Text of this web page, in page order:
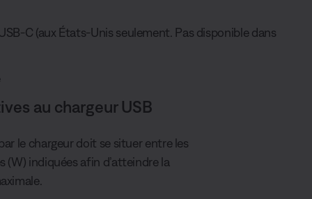
C (aux États-Unis seulement. Pas disponible dans
au chargeur USB
le chargeur doit se situer entre les
(W) indiquées afin d’atteindre la